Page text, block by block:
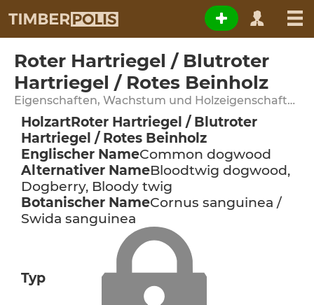
Roter Hartriegel / Blutroter
Hartriegel / Rotes Beinholz
Eigenschaften, Wachstum und Holzeigenschaften
HolzartRoter Hartriegel / Blutroter
Hartriegel / Rotes Beinholz
Englischer NameCommon dogwood
Alternativer NameBloodtwig dogwood,
Dogberry, Bloody twig
Botanischer NameCornus sanguinea /
Swida sanguinea
Typ